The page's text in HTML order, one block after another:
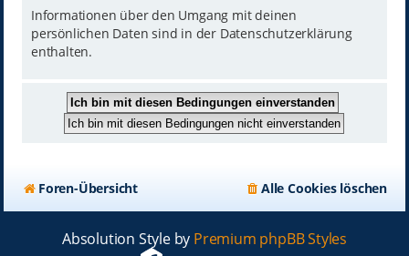
Informationen über den Umgang mit deinen
persönlichen Daten sind in der Datenschutzerklärung
enthalten.
Foren-Übersicht Alle Cookies löschen
Absolution Style by Premium phpBB Styles